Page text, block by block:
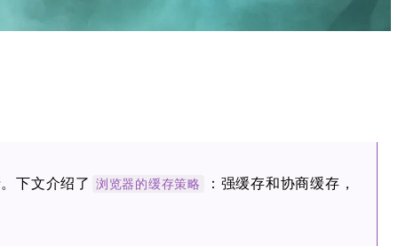
下文介绍了 浏览器的缓存策略
：强缓存和协商缓存，